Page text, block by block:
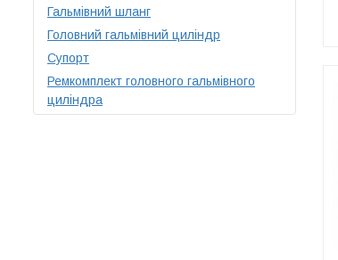
Гальмівний шланг
Головний гальмівний циліндр
Супорт
Ремкомплект головного гальмівного
циліндра